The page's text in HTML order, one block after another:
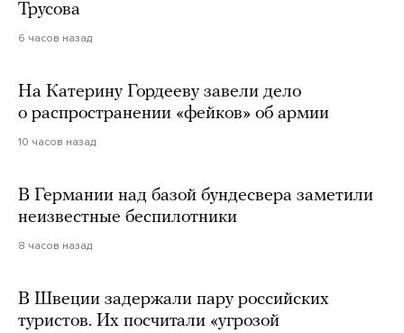
Трусова
6 часов назад
На Катерину Гордееву завели дело
о распространении «фейков» об армии
10 часов назад
В Германии над базой бундесвера заметили
неизвестные беспилотники
8 часов назад
В Швеции задержали пару российских
туристов. Их посчитали «угрозой